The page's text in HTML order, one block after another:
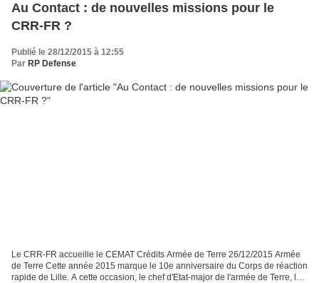
Au Contact : de nouvelles missions pour le
CRR-FR ?
Publié le 28/12/2015 à 12:55
Par RP Defense
Le CRR-FR accueille le CEMAT Crédits Armée de Terre 26/12/2015 Armée
de Terre Cette année 2015 marque le 10e anniversaire du Corps de réaction
rapide de Lille. A cette occasion, le chef d'Etat-major de l'armée de Terre, le